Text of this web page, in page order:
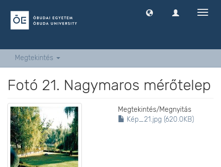
Megtekintés
Fotó 21. Nagymaros mérőtelep
Megtekintés/Megnyitás
Kép_21.jpg (620.0KB)